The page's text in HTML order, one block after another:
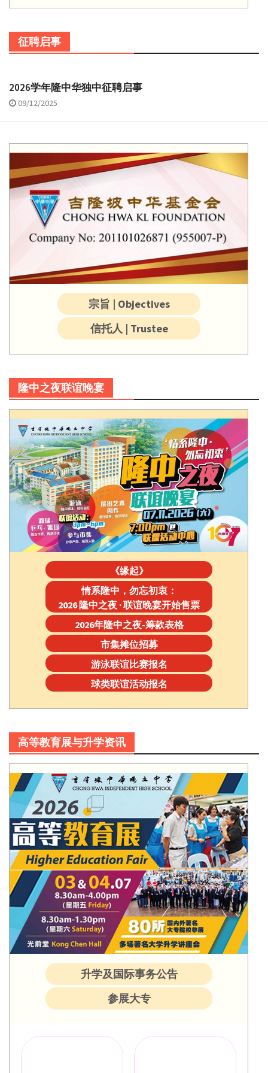
征聘启事
2026学年隆中华独中征聘启事
09/12/2025
宗旨 | Objectives
信托人 | Trustee
隆中之夜联谊晚宴
《缘起》
情系隆中，勿忘初衷：
2026 隆中之夜 · 联谊晚宴开始售票
2026年隆中之夜-筹款表格
市集摊位招募
游泳联谊比赛报名
球类联谊活动报名
高等教育展与升学资讯
升学及国际事务公告
参展大专